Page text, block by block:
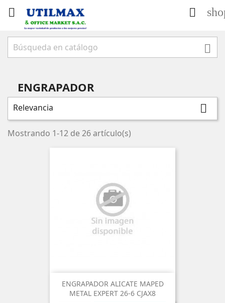
 

ENGRAPADOR
Relevancia 
Mostrando 1-12 de 26 artículo(s)
ENGRAPADOR ALICATE MAPED
METAL EXPERT 26-6 CJAX8